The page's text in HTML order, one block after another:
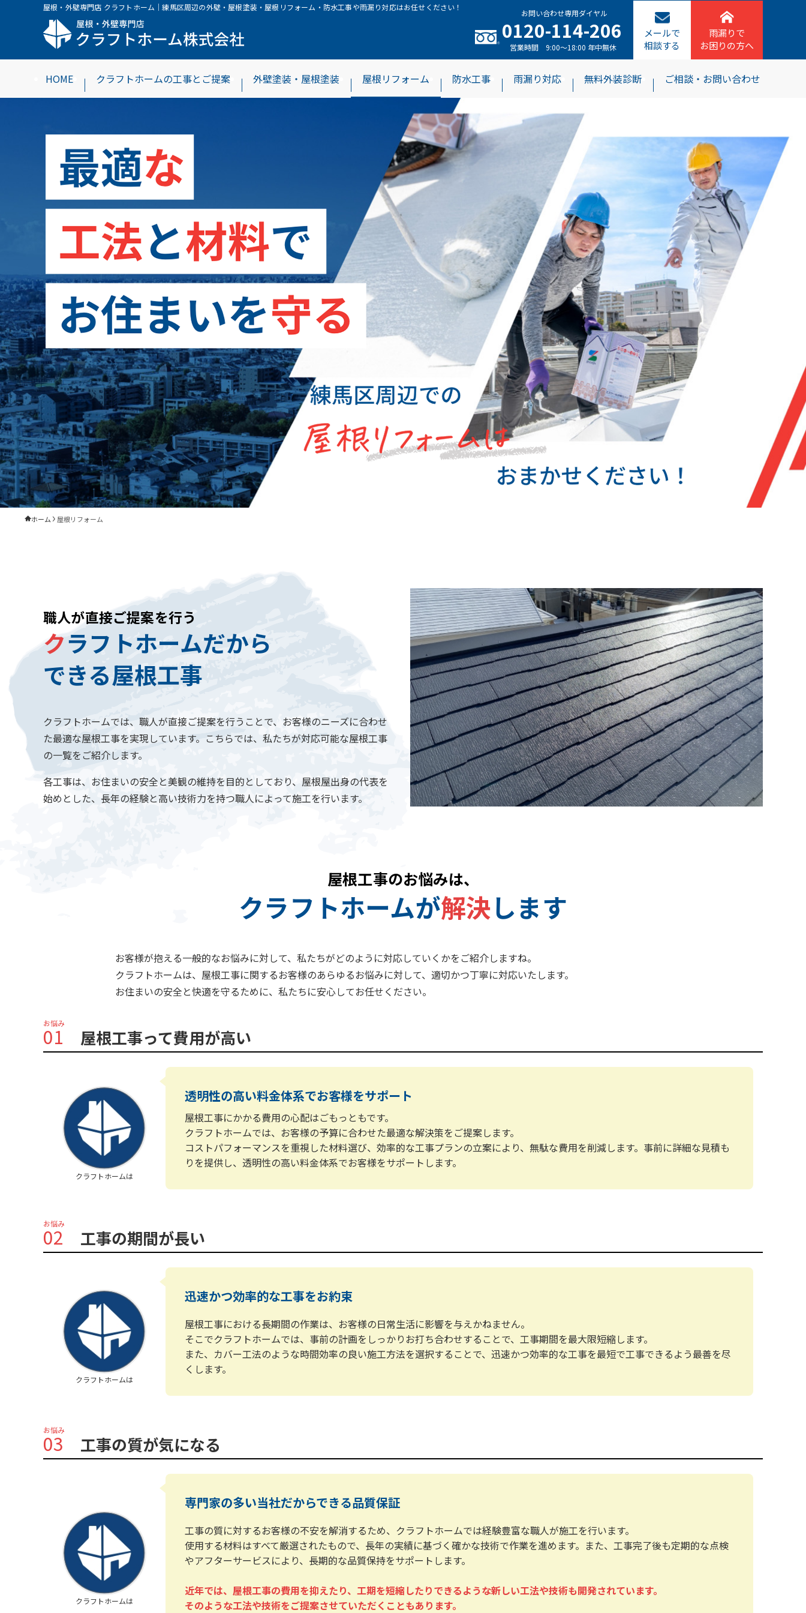
屋根・外壁専門店 クラフトホーム｜練馬区周辺の外壁・屋根塗装・屋根リフォーム・防水工事や⾬漏り対応はお任せください！
HOME クラフトホームの工事とご提案 外壁塗装・屋根塗装 屋根リフォーム 防水工事 雨漏り対応 無料外装診断 ご相談・お問い合わせ
お問い合わせ専用ダイヤル
0120-114-206
営業時間 9:00〜18:00 年中無休
メールで
相談する
雨漏りで
お困りの方へ
ホーム 屋根リフォーム
職人が直接ご提案を行う
クラフトホームだから
できる屋根工事
クラフトホームでは、職人が直接ご提案を行うことで、お客様のニーズに合わせ
た最適な屋根工事を実現しています。こちらでは、私たちが対応可能な屋根工事
の一覧をご紹介します。
各工事は、お住まいの安全と美観の維持を目的としており、屋根屋出身の代表を
始めとした、長年の経験と高い技術力を持つ職人によって施工を行います。
屋根工事のお悩みは、
クラフトホームが解決します
お客様が抱える一般的なお悩みに対して、私たちがどのように対応していくかをご紹介しますね。
クラフトホームは、屋根工事に関するお客様のあらゆるお悩みに対して、適切かつ丁寧に対応いたします。
お住まいの安全と快適を守るために、私たちに安心してお任せください。
お悩み
01 屋根工事って費用が高い
クラフトホームは
透明性の高い料金体系でお客様をサポート
屋根工事にかかる費用の心配はごもっともです。
クラフトホームでは、お客様の予算に合わせた最適な解決策をご提案します。
コストパフォーマンスを重視した材料選び、効率的な工事プランの立案により、無駄な費用を削減します。事前に詳細な見積も
りを提供し、透明性の高い料金体系でお客様をサポートします。
お悩み
02 工事の期間が長い
クラフトホームは
迅速かつ効率的な工事をお約束
屋根工事における長期間の作業は、お客様の日常生活に影響を与えかねません。
そこでクラフトホームでは、事前の計画をしっかりお打ち合わせすることで、工事期間を最大限短縮します。
また、カバー工法のような時間効率の良い施工方法を選択することで、迅速かつ効率的な工事を最短で工事できるよう最善を尽
くします。
お悩み
03 工事の質が気になる
クラフトホームは
専門家の多い当社だからできる品質保証
工事の質に対するお客様の不安を解消するため、クラフトホームでは経験豊富な職人が施工を行います。
使用する材料はすべて厳選されたもので、長年の実績に基づく確かな技術で作業を進めます。また、工事完了後も定期的な点検
やアフターサービスにより、長期的な品質保持をサポートします。
近年では、屋根工事の費用を抑えたり、工期を短縮したりできるような新しい工法や技術も開発されています。
そのような工法や技術をご提案させていただくこともあります。